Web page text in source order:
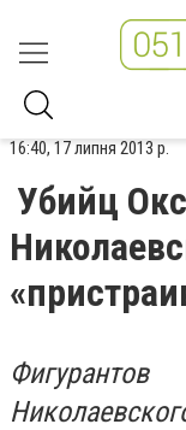
16:40, 17 липня 2013 р.
Убийц